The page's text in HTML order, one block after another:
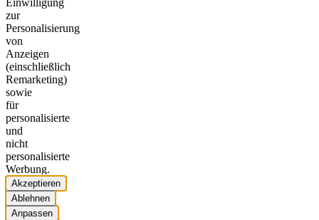
Einwilligung
zur
Personalisierung
von
Anzeigen
(einschließlich
Remarketing)
sowie
für
personalisierte
und
nicht
personalisierte
Werbung.
Akzeptieren
Ablehnen
Anpassen